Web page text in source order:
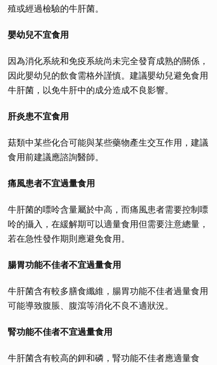
殖或經過檢驗的牛肝菌。
嬰幼兒不宜食用
因為消化系統和免疫系統尚未完全發育成熟的關係，
因此嬰幼兒的飲食需格外謹慎。建議嬰幼兒避免食用
牛肝菌，以免牛肝中的成分造成不良影響。
肝炎患不宜食用
菇類中某些化合可能與某些藥物產生交互作用，建議
食用前建議應諮詢醫師。
痛風患者不宜過量食用
牛肝菌的嘌呤含量屬於中高，而痛風患者需要控制嘌
呤的攝入，在緩解期可以適量食用但需要注意總量，
若在急性發作期則應避免食用。
腸胃功能不佳者不宜過量食用
牛肝菌含有較多膳食纖維，腸胃功能不佳者過量食用
可能導致腹脹、腹瀉等消化不良不適狀況。
腎功能不佳者不宜過量食用
牛肝菌含有較高的鉀和磷，腎功能不佳者應適量食